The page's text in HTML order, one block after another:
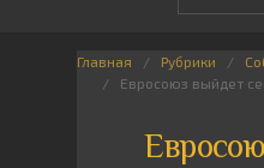
Главная Рубрики
Евросоюз выйдет